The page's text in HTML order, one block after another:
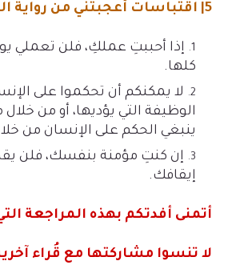
5| اقتباسات أعجبتني من رواية الخادمة لنيتا بروز:
إذا أحببتِ عملكِ، فلن تعملي
كلها.
لا يمكنكم أن تحكموا على
الوظيفة التي يؤديها، أو من
ينبغي الحكم على الإنسان من
إن كنتِ مؤمنة بنفسك، فلن
إيقافك.
أتمنى أفدتكم بهذه المراجعة
لا تنسوا مشاركتها مع قُراء